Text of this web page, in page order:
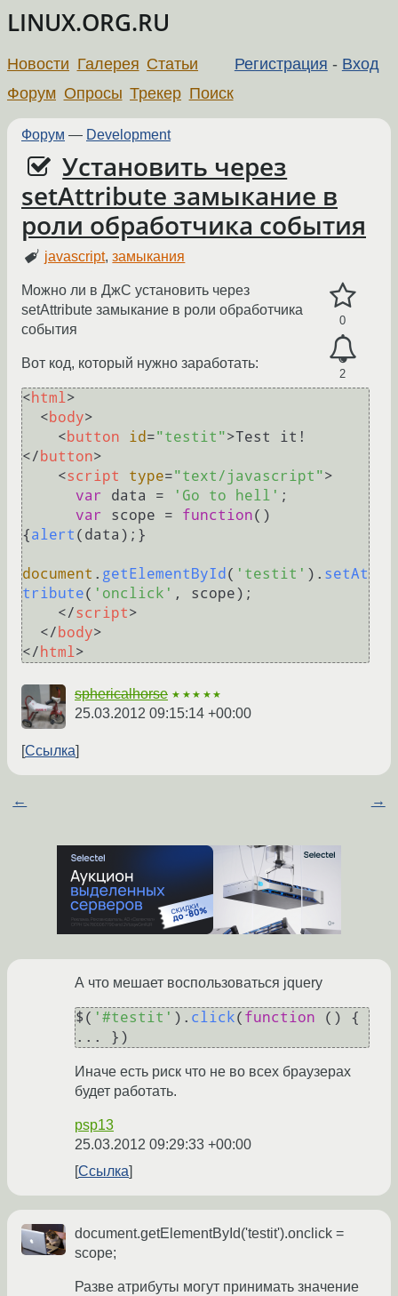
LINUX.ORG.RU
Регистрация - Вход
Новости Галерея Статьи
Форум Опросы Трекер Поиск
Форум — Development
Установить через
setAttribute замыкание в
роли обработчика события
javascript,замыкания
0
2
Можно ли в ДжС установить через
setAttribute замыкание в роли обработчика
события
Вот код, который нужно заработать:
<html>
<body>
<button id="testit">Test it!
</ button>
<script type="text/javascript">
var
data = 'Go to hell' ;
var
scope = function( )
{alert (data);}
document . getElementById ( 'testit' ). setAt
tribute( 'onclick' , scope);
</script>
</ body>
</ html>
sphericalhorse ★★★★★
25.03.2012 09:15:14 +00:00
Ссылка
← →
А что мешает воспользоваться jquery
$( '#testit' ). click( function ( ) {
Иначе есть риск что не во всех браузерах
будет работать.
psp13
25.03.2012 09:29:33 +00:00
Ссылка
document.getElementById('testit').onclick =
scope;
Разве атрибуты могут принимать значение